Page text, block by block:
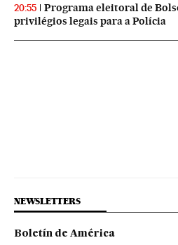
20:55
Programa eleitoral de
privilégios legais para a Polícia
NEWSLETTERS
Boletín de América